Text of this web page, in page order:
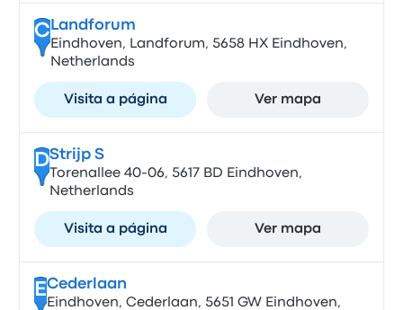
CLandforum
Eindhoven, Landforum, 5658 HX Eindhoven,
Netherlands
Visita a página Ver mapa
DStrijp S
Torenallee 40-06, 5617 BD Eindhoven,
Netherlands
Visita a página Ver mapa
ECederlaan
Eindhoven, Cederlaan, 5651 GW Eindhoven,